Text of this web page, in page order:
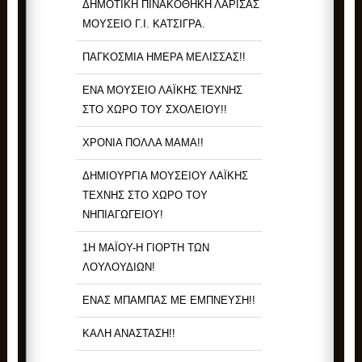
ΔΗΜΟΤΙΚΗ ΠΙΝΑΚΟΘΗΚΗ ΛΑΡΙΣΑΣ
ΜΟΥΣΕΙΟ Γ.Ι. ΚΑΤΣΙΓΡΑ.
ΠΑΓΚΟΣΜΙΑ ΗΜΕΡΑ ΜΕΛΙΣΣΑΣ!!
ΕΝΑ ΜΟΥΣΕΙΟ ΛΑΪΚΗΣ ΤΕΧΝΗΣ
ΣΤΟ ΧΩΡΟ ΤΟΥ ΣΧΟΛΕΙΟΥ!!
ΧΡΟΝΙΑ ΠΟΛΛΑ ΜΑΜΑ!!
ΔΗΜΙΟΥΡΓΙΑ ΜΟΥΣΕΙΟΥ ΛΑΪΚΗΣ
ΤΕΧΝΗΣ ΣΤΟ ΧΩΡΟ ΤΟΥ
ΝΗΠΙΑΓΩΓΕΙΟΥ!
1Η ΜΑΪΟΥ-Η ΓΙΟΡΤΗ ΤΩΝ
ΛΟΥΛΟΥΔΙΩΝ!
ΕΝΑΣ ΜΠΑΜΠΑΣ ΜΕ ΕΜΠΝΕΥΣΗ!!
ΚΑΛΗ ΑΝΑΣΤΑΣΗ!!